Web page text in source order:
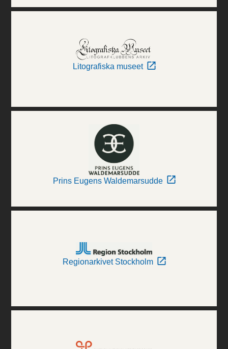
Litografiska museet
Prins Eugens Waldemarsudde
Regionarkivet Stockholm